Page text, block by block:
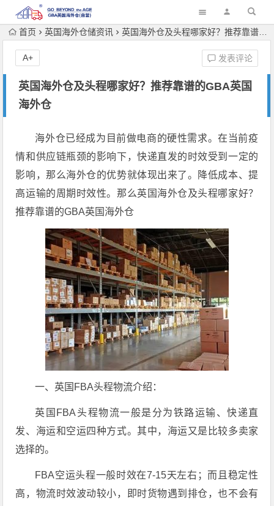
首页 英国海外仓储资讯 英国海外仓及头程哪家好？推荐靠谱的GBA英国海外仓
英国海外仓及头程哪家好？推荐靠谱的GBA英国
海外仓
发表评论
A+
海外仓已经成为目前做电商的硬性需求。在当前疫
情和供应链瓶颈的影响下，快递直发的时效受到一定的
影响，那么海外仓的优势就体现出来了。降低成本、提
高运输的周期时效性。那么英国海外仓及头程哪家好？
推荐靠谱的GBA英国海外仓
一、英国FBA头程物流介绍：
英国FBA头程物流一般是分为铁路运输、快递直
发、海运和空运四种方式。其中，海运又是比较多卖家
选择的。
FBA空运头程一般时效在7-15天左右；而且稳定性
高，物流时效波动较小，即时货物遇到排仓，也不会有